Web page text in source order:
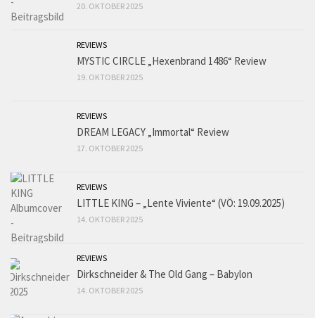
20. OKTOBER 2025
REVIEWS
MYSTIC CIRCLE „Hexenbrand 1486“ Review
19. OKTOBER 2025
REVIEWS
DREAM LEGACY „Immortal“ Review
17. OKTOBER 2025
REVIEWS
LITTLE KING – „Lente Viviente“ (VÖ: 19.09.2025)
14. OKTOBER 2025
REVIEWS
Dirkschneider & The Old Gang – Babylon
14. OKTOBER 2025